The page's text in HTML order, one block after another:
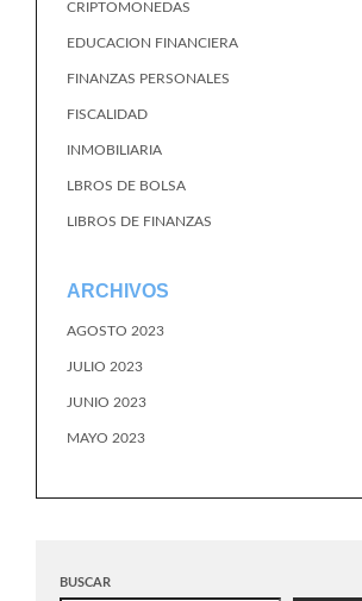
CRIPTOMONEDAS
EDUCACION FINANCIERA
FINANZAS PERSONALES
FISCALIDAD
INMOBILIARIA
LBROS DE BOLSA
LIBROS DE FINANZAS
ARCHIVOS
AGOSTO 2023
JULIO 2023
JUNIO 2023
MAYO 2023
BUSCAR